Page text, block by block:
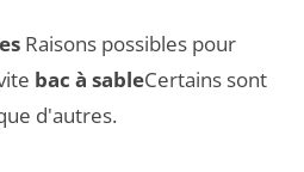
Raisons possibles pour
bac à sableCertains sont
d'autres.